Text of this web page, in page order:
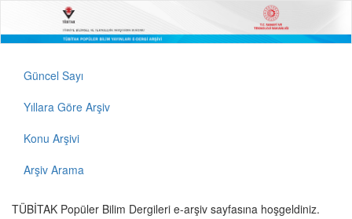
Güncel Sayı
Yıllara Göre Arşiv
Konu Arşivi
Arşiv Arama
TÜBİTAK Popüler Bilim Dergileri e-arşiv sayfasına hoşgeldiniz.